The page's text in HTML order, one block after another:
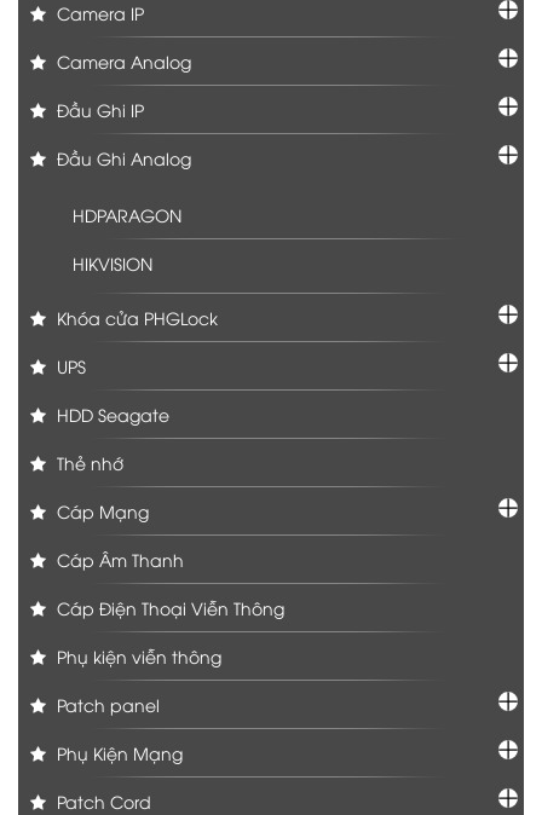
Camera IP
Camera Analog
Đầu Ghi IP
Đầu Ghi Analog
HDPARAGON
HIKVISION
Khóa cửa PHGLock
UPS
HDD Seagate
Thẻ nhớ
Cáp Mạng
Cáp Âm Thanh
Cáp Điện Thoại Viễn Thông
Phụ kiện viễn thông
Patch panel
Phụ Kiện Mạng
Patch Cord